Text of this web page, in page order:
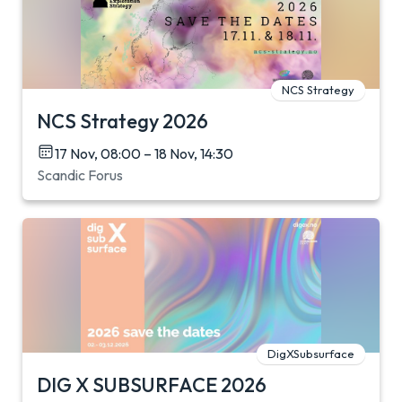
NCS Strategy
NCS Strategy 2026
17 Nov, 08:00 – 18 Nov, 14:30
Scandic Forus
DigXSubsurface
DIG X SUBSURFACE 2026